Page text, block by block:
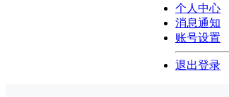
个人中心
消息通知
账号设置
退出登录